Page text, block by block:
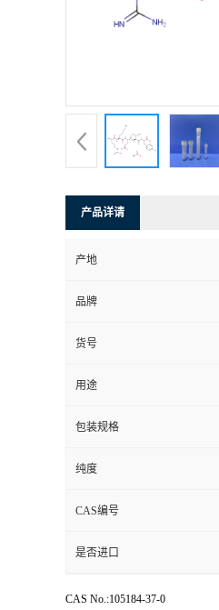
产品详请
产地
品牌
货号
用途
包装规格
纯度
CAS编号
是否进口
CAS No.:105184-37-0